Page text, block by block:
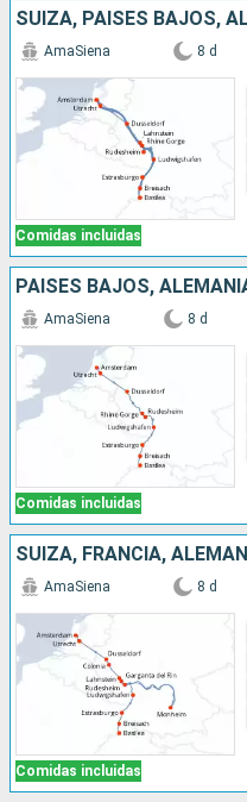
Comidas incluidas
AmaSiena 8 d
Comidas incluidas
AmaSiena 8 d
Comidas incluidas
AmaSiena 8 d